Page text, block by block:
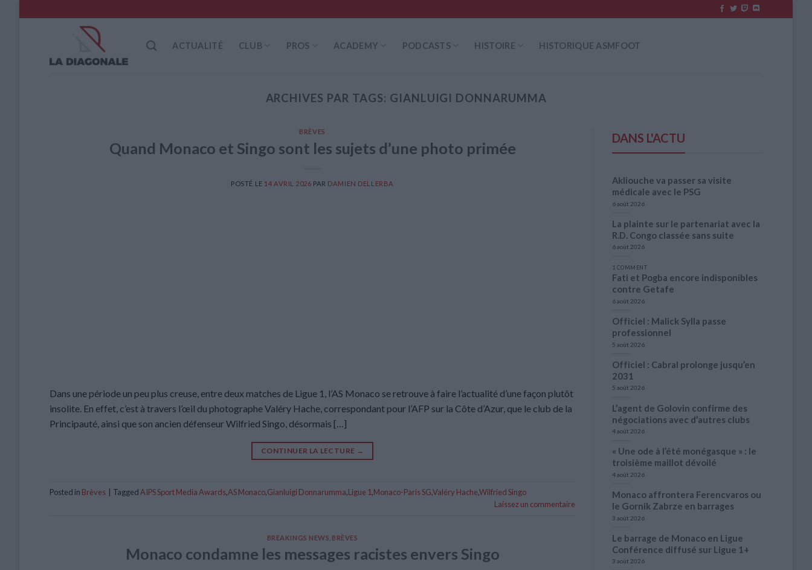
to
ACTUALITÉ CLUB PROS ACADEMY PODCASTS HISTOIRE HISTORIQUE ASMFOOT
ARCHIVES PAR TAGS: GIANLUIGI DONNARUMMA
BRÈVES
Quand Monaco et Singo sont les sujets d’une photo primée
POSTÉ LE 14 AVRIL 2026 PAR DAMIEN DELLERBA
Dans une période un peu plus creuse, entre deux matches de Ligue 1, l’AS Monaco se retrouve à faire l’actualité d’une façon plutôt
insolite. En effet, c’est à travers l’œil du photographe Valéry Hache, correspondant pour l’AFP sur la Côte d’Azur, que le club de la
Principauté, ainsi que son ancien défenseur Wilfried Singo, désormais […]
CONTINUER LA LECTURE →
Posted in Brèves TaggedAIPS Sport Media Awards,AS Monaco,Gianluigi Donnarumma,Ligue 1,Monaco-Paris SG,Valéry Hache,Wilfried Singo
Laissez un commentaire
BREAKINGS NEWS BRÈVES
Monaco condamne les messages racistes envers Singo
DANS L'ACTU
Akliouche va passer sa visite
médicale avec le PSG
6 août 2026
La plainte sur le partenariat avec la
R.D. Congo classée sans suite
6 août 2026
1 COMMENT
Fati et Pogba encore indisponibles
contre Getafe
6 août 2026
Officiel : Malick Sylla passe
professionnel
5 août 2026
Officiel : Cabral prolonge jusqu’en
2031
5 août 2026
L’agent de Golovin confirme des
négociations avec d’autres clubs
4 août 2026
« Une ode à l’été monégasque » : le
troisième maillot dévoilé
4 août 2026
Monaco affrontera Ferencvaros ou
le Gornik Zabrze en barrages
3 août 2026
Le barrage de Monaco en Ligue
Conférence diffusé sur Ligue 1+
3 août 2026